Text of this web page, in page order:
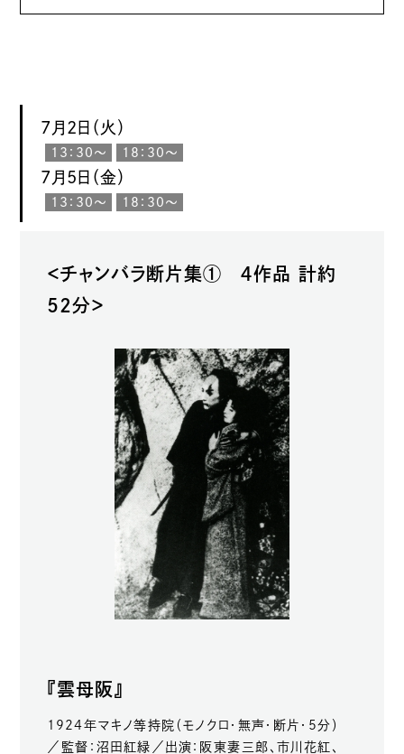
7月2日（火）
13：30〜 18：30〜
7月5日（金）
13：30〜 18：30〜
＜チャンバラ断片集① ４作品 計約
52分＞
『雲母阪』
1924年マキノ等持院（モノクロ・無声・断片・5分）
／監督：沼田紅緑／出演：阪東妻三郎、市川花紅、